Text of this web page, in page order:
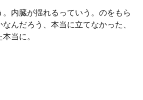
内臓が揺れるっていう。のをもら
んだろう、本当に立てなかった、
当に。